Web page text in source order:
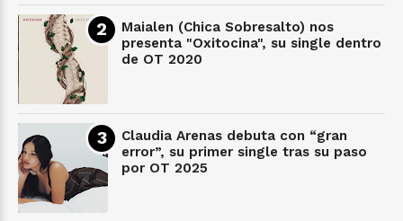
Maialen (Chica Sobresalto) nos
presenta "Oxitocina", su single dentro
de OT 2020
Claudia Arenas debuta con “gran
error”, su primer single tras su paso
por OT 2025